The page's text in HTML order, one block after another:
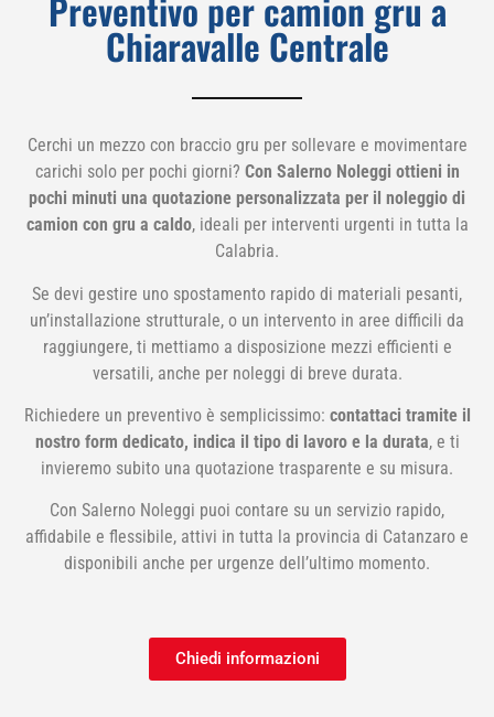
Preventivo per camion gru a
Chiaravalle Centrale
Cerchi un mezzo con braccio gru per sollevare e movimentare
carichi solo per pochi giorni? Con Salerno Noleggi ottieni in
pochi minuti una quotazione personalizzata per il noleggio di
camion con gru a caldo, ideali per interventi urgenti in tutta la
Calabria.
Se devi gestire uno spostamento rapido di materiali pesanti,
un’installazione strutturale, o un intervento in aree difficili da
raggiungere, ti mettiamo a disposizione mezzi efficienti e
versatili, anche per noleggi di breve durata.
Richiedere un preventivo è semplicissimo: contattaci tramite il
nostro form dedicato, indica il tipo di lavoro e la durata, e ti
invieremo subito una quotazione trasparente e su misura.
Con Salerno Noleggi puoi contare su un servizio rapido,
affidabile e flessibile, attivi in tutta la provincia di Catanzaro e
disponibili anche per urgenze dell’ultimo momento.
Chiedi informazioni